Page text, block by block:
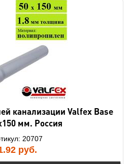
канализации Valfex Base
мм. Россия
20707
руб.